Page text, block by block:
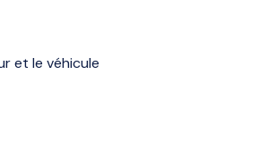
et le véhicule